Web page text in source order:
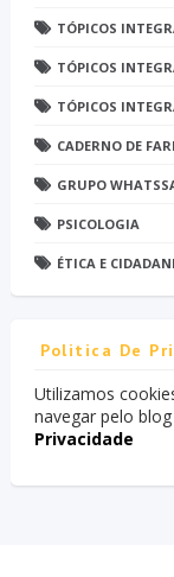
TÓPICOS
TÓPICOS
TÓPICOS
CADERNO DE
GRUPO
PSICOLOGIA
ÉTICA E
Politica De
Utilizamos
navegar pelo
Privacidade